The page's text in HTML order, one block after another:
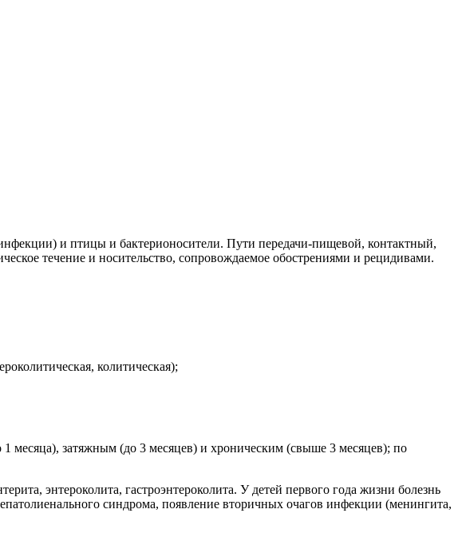
и птицы и бактерионосители. Пути передачи-пищевой, контактный,
течение и носительство, сопровождаемое обострениями и рецидивами.
колитическая);
месяца), затяжным (до 3 месяцев) и хроническим (свыше 3 месяцев); по
энтероколита, гастроэнтероколита. У детей первого года жизни болезнь
синдрома, появление вторичных очагов инфекции (менингита,